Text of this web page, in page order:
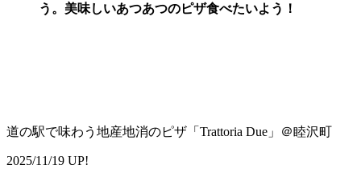
う。美味しいあつあつのピザ食べたいよう！
道の駅で味わう地産地消のピザ「Trattoria Due」＠睦沢町
2025/11/19 UP!